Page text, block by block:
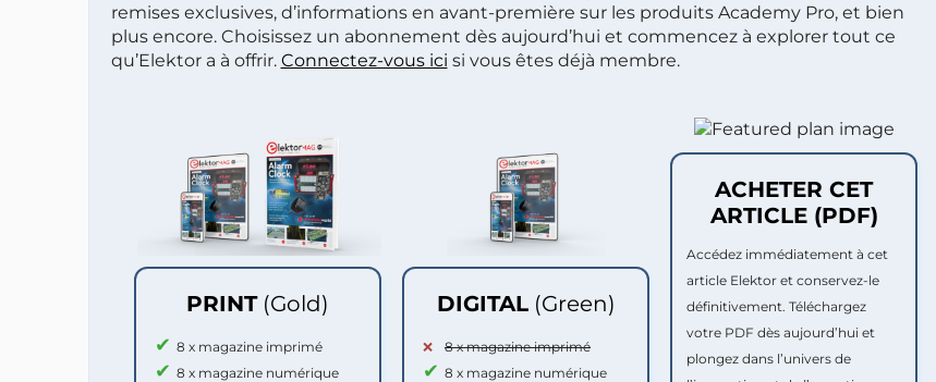
remises exclusives, d’informations en avant-première sur les produits Academy Pro, et bien
plus encore. Choisissez un abonnement dès aujourd’hui et commencez à explorer tout ce
qu’Elektor a à offrir. Connectez-vous ici si vous êtes déjà membre.
PRINT (Gold)
8 x magazine imprimé
8 x magazine numérique
DIGITAL (Green)
8 x magazine imprimé
8 x magazine numérique
ACHETER CET
ARTICLE (PDF)
Accédez immédiatement à cet
article Elektor et conservez-le
définitivement. Téléchargez
votre PDF dès aujourd’hui et
plongez dans l’univers de